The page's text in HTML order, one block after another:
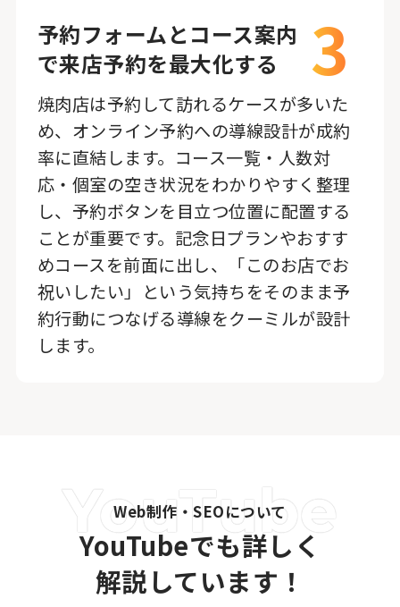
予約フォームとコース案内
で来店予約を最大化する
3
焼肉店は予約して訪れるケースが多いた
め、オンライン予約への導線設計が成約
率に直結します。コース一覧・人数対
応・個室の空き状況をわかりやすく整理
し、予約ボタンを目立つ位置に配置する
ことが重要です。記念日プランやおすす
めコースを前面に出し、「このお店でお
祝いしたい」という気持ちをそのまま予
約行動につなげる導線をクーミルが設計
します。
Web制作・SEOについて
YouTubeでも詳しく
解説しています！